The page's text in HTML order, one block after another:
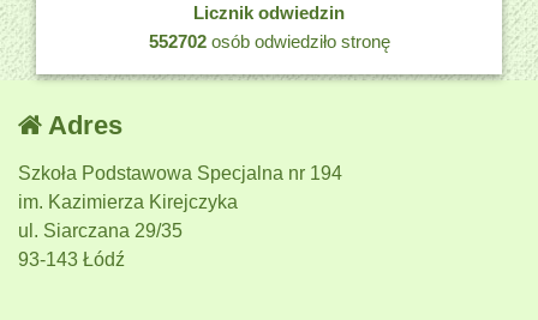
Licznik odwiedzin
552702osób odwiedziło stronę
Adres
Szkoła Podstawowa Specjalna nr 194
im. Kazimierza Kirejczyka
ul. Siarczana 29/35
93-143 Łódź